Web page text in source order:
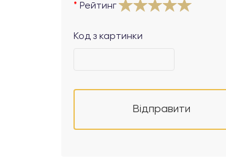
Рейтинг
Код з картинки
Відправити